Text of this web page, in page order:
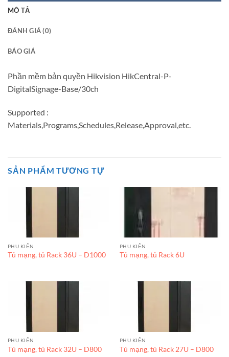
MÔ TẢ
ĐÁNH GIÁ (0)
BÁO GIÁ
Phần mềm bản quyền Hikvision HikCentral-P-
DigitalSignage-Base/30ch
Supported :
Materials,Programs,Schedules,Release,Approval,etc.
SẢN PHẨM TƯƠNG TỰ
PHỤ KIỆN
Tủ mạng, tủ Rack 36U – D1000
PHỤ KIỆN
Tủ mạng, tủ Rack 6U
PHỤ KIỆN
Tủ mạng, tủ Rack 32U – D800
PHỤ KIỆN
Tủ mạng, tủ Rack 27U – D800